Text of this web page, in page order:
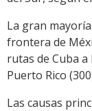
La gran
frontera de
rutas de Cuba a
Puerto Rico
Las causas